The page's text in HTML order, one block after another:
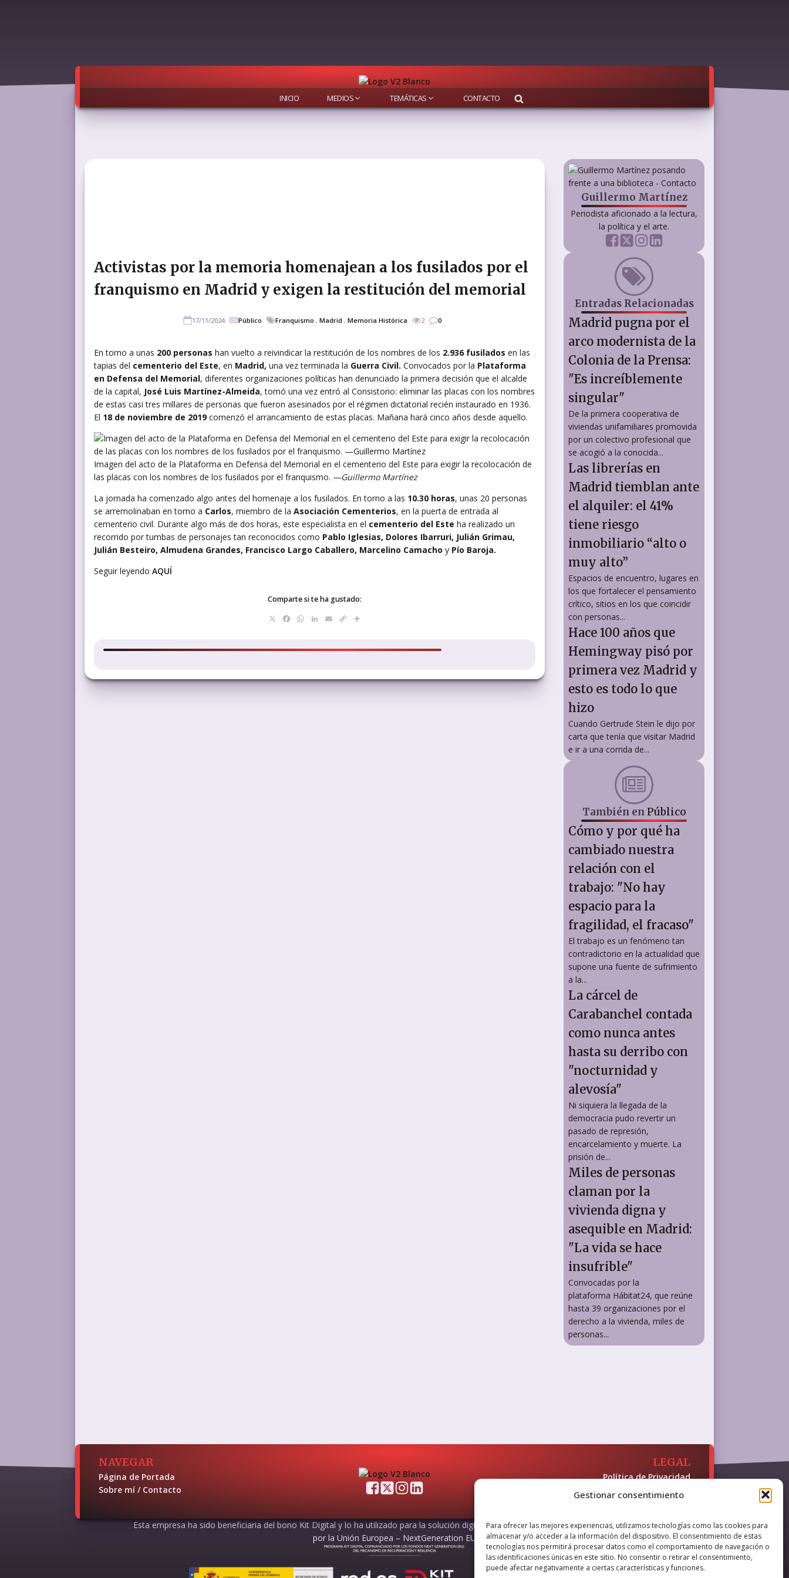
Gestionar consentimiento
Para ofrecer las mejores experiencias, utilizamos tecnologías como las cookies para
almacenar y/o acceder a la información del dispositivo. El consentimiento de estas
tecnologías nos permitirá procesar datos como el comportamiento de navegación o
las identificaciones únicas en este sitio. No consentir o retirar el consentimiento,
puede afectar negativamente a ciertas características y funciones.
INICIO MEDIOS TEMÁTICAS CONTACTO
Activistas por la memoria homenajean a los fusilados por el
franquismo en Madrid y exigen la restitución del memorial
17/11/2024 Público Franquismo , Madrid , Memoria Histórica 2 0
En torno a unas 200 personas han vuelto a reivindicar la restitución de los nombres de los 2.936 fusilados en las
tapias del cementerio del Este, en Madrid, una vez terminada la Guerra Civil. Convocados por la Plataforma
en Defensa del Memorial, diferentes organizaciones políticas han denunciado la primera decisión que el alcalde
de la capital, José Luis Martínez-Almeida, tomó una vez entró al Consistorio: eliminar las placas con los nombres
de estas casi tres millares de personas que fueron asesinados por el régimen dictatorial recién instaurado en 1936.
El 18 de noviembre de 2019comenzó el arrancamiento de estas placas. Mañana hará cinco años desde aquello.
Imagen del acto de la Plataforma en Defensa del Memorial en el cementerio del Este para exigir la recolocación de
las placas con los nombres de los fusilados por el franquismo. —Guillermo Martínez
La jornada ha comenzado algo antes del homenaje a los fusilados. En torno a las 10.30 horas, unas 20 personas
se arremolinaban en torno a Carlos, miembro de la Asociación Cementerios, en la puerta de entrada al
cementerio civil. Durante algo más de dos horas, este especialista en el cementerio del Este ha realizado un
recorrido por tumbas de personajes tan reconocidos como Pablo Iglesias, Dolores Ibarruri, Julián Grimau,
Julián Besteiro, Almudena Grandes, Francisco Largo Caballero, Marcelino Camacho y Pío Baroja.
Seguir leyendo AQUÍ
Comparte si te ha gustado:
Facebook
WhatsApp
LinkedIn
EmailCopy
Guillermo Martínez
Periodista aficionado a la lectura,
la política y el arte.
Entradas Relacionadas
Madrid pugna por el
arco modernista de la
Colonia de la Prensa:
"Es increíblemente
singular"
De la primera cooperativa de
viviendas unifamiliares promovida
por un colectivo profesional que
se acogió a la conocida...
Las librerías en
Madrid tiemblan ante
el alquiler: el 41%
tiene riesgo
inmobiliario “alto o
muy alto”
Espacios de encuentro, lugares en
los que fortalecer el pensamiento
crítico, sitios en los que coincidir
con personas...
Hace 100 años que
Hemingway pisó por
primera vez Madrid y
esto es todo lo que
hizo
Cuando Gertrude Stein le dijo por
carta que tenía que visitar Madrid
e ir a una corrida de...
También en Público
Cómo y por qué ha
cambiado nuestra
relación con el
trabajo: "No hay
espacio para la
fragilidad, el fracaso"
El trabajo es un fenómeno tan
contradictorio en la actualidad que
supone una fuente de sufrimiento
a la...
La cárcel de
Carabanchel contada
como nunca antes
hasta su derribo con
"nocturnidad y
alevosía"
Ni siquiera la llegada de la
democracia pudo revertir un
pasado de represión,
encarcelamiento y muerte. La
prisión de...
Miles de personas
claman por la
vivienda digna y
asequible en Madrid:
"La vida se hace
insufrible"
Convocadas por la
plataforma Hábitat24, que reúne
hasta 39 organizaciones por el
derecho a la vivienda, miles de
personas...
NAVEGAR
Página de Portada
Sobre mí / Contacto
LEGAL
Política de Privacidad
Política de Cookies
Esta empresa ha sido beneficiaria del bono Kit Digital y lo ha utilizado para la solución digital: Sitio web y presencia en internet, financiado
por la Unión Europea – NextGeneration EU